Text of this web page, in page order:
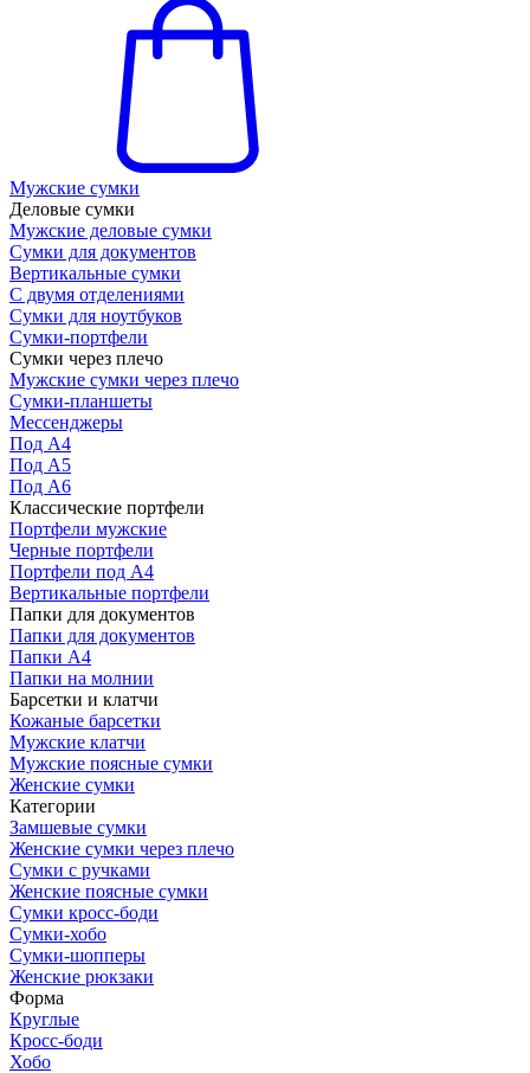
Мужские сумки
Деловые сумки
Мужские деловые сумки
Сумки для документов
Вертикальные сумки
С двумя отделениями
Сумки для ноутбуков
Сумки-портфели
Сумки через плечо
Мужские сумки через плечо
Сумки-планшеты
Мессенджеры
Под А4
Под А5
Под А6
Классические портфели
Портфели мужские
Черные портфели
Портфели под А4
Вертикальные портфели
Папки для документов
Папки для документов
Папки А4
Папки на молнии
Барсетки и клатчи
Кожаные барсетки
Мужские клатчи
Мужские поясные сумки
Женские сумки
Категории
Замшевые сумки
Женские сумки через плечо
Сумки с ручками
Женские поясные сумки
Сумки кросс-боди
Сумки-хобо
Сумки-шопперы
Женские рюкзаки
Форма
Круглые
Кросс-боди
Хобо